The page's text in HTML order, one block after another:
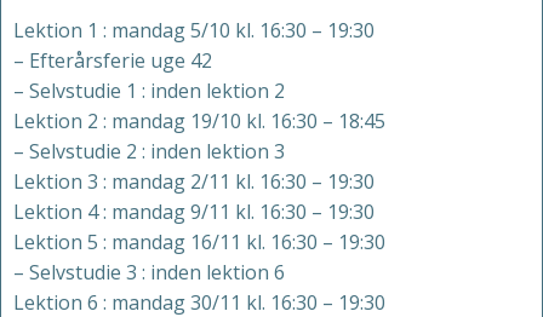
Lektion 1 : mandag 5/10 kl. 16:30 – 19:30
– Efterårsferie uge 42
– Selvstudie 1 : inden lektion 2
Lektion 2 : mandag 19/10 kl. 16:30 – 18:45
– Selvstudie 2 : inden lektion 3
Lektion 3 : mandag 2/11 kl. 16:30 – 19:30
Lektion 4 : mandag 9/11 kl. 16:30 – 19:30
Lektion 5 : mandag 16/11 kl. 16:30 – 19:30
– Selvstudie 3 : inden lektion 6
Lektion 6 : mandag 30/11 kl. 16:30 – 19:30